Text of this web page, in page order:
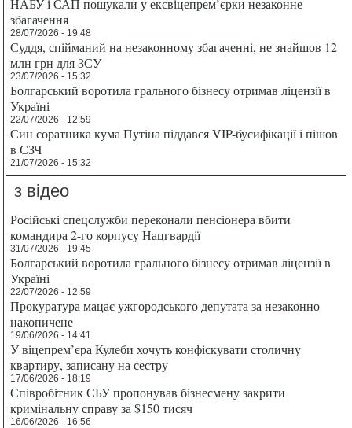
НАБУ і САП пошукали у ексвіцепрем’єрки незаконне
збагачення
28/07/2026 - 19:48
Суддя, спійманий на незаконному збагаченні, не знайшов 12
млн грн для ЗСУ
23/07/2026 - 15:32
Болгарський воротила грального бізнесу отримав ліцензії в
Україні
22/07/2026 - 12:59
Син соратника кума Путіна піддався VIP-бусифікації і пішов
в СЗЧ
21/07/2026 - 15:32
з відео
Російські спецслужби переконали пенсіонера вбити
командира 2-го корпусу Нацгвардії
31/07/2026 - 19:45
Болгарський воротила грального бізнесу отримав ліцензії в
Україні
22/07/2026 - 12:59
Прокуратура мацає ужгородського депутата за незаконно
накопичене
19/06/2026 - 14:41
У віцепрем’єра Кулеби хочуть конфіскувати столичну
квартиру, записану на сестру
17/06/2026 - 18:19
Співробітник СБУ пропонував бізнесмену закрити
кримінальну справу за $150 тисяч
16/06/2026 - 16:56